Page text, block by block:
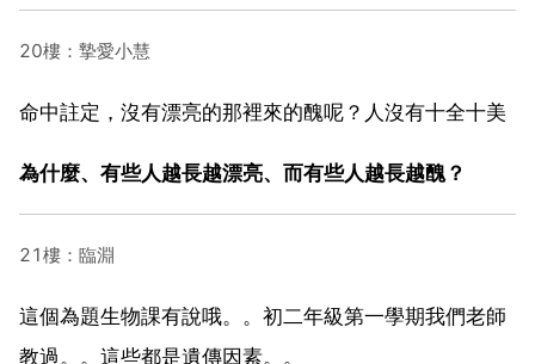
20樓：摯愛小慧
命中註定，沒有漂亮的那裡來的醜呢？人沒有十全十美
為什麼、有些人越長越漂亮、而有些人越長越醜？
21樓：臨淵
這個為題生物課有說哦。。初二年級第一學期我們老師
教過。。這些都是遺傳因素。。